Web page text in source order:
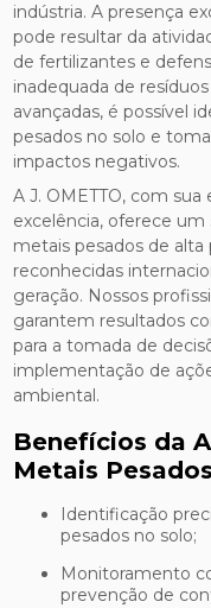
indústria. A presença
pode resultar da
de fertilizantes e
inadequada de
avançadas, é possível
pesados no solo e
impactos negativos.
A J. OMETTO, com
excelência, oferece um
metais pesados de
reconhecidas
geração. Nossos
garantem resultados
para a tomada de
implementação de
ambiental.
Benefícios da
Metais Pesados
Identificação precisa da concentração de metais
pesados no solo;
Monitoramento contínuo da qualidade do solo e
prevenção de